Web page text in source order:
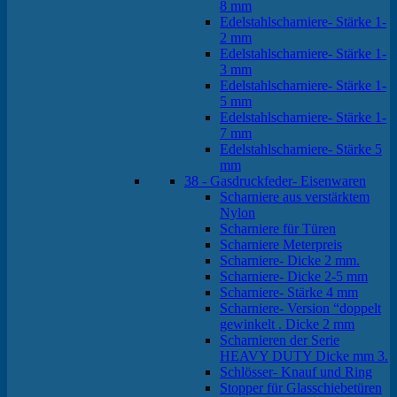
8 mm
Edelstahlscharniere- Stärke 1-
2 mm
Edelstahlscharniere- Stärke 1-
3 mm
Edelstahlscharniere- Stärke 1-
5 mm
Edelstahlscharniere- Stärke 1-
7 mm
Edelstahlscharniere- Stärke 5
mm
38 - Gasdruckfeder- Eisenwaren
Scharniere aus verstärktem
Nylon
Scharniere für Türen
Scharniere Meterpreis
Scharniere- Dicke 2 mm.
Scharniere- Dicke 2-5 mm
Scharniere- Stärke 4 mm
Scharniere- Version “doppelt
gewinkelt . Dicke 2 mm
Scharnieren der Serie
HEAVY DUTY Dicke mm 3.
Schlösser- Knauf und Ring
Stopper für Glasschiebetüren